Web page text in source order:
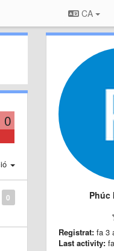
CA
0
0 Phúc
Registrat: fa 3
Last activity: